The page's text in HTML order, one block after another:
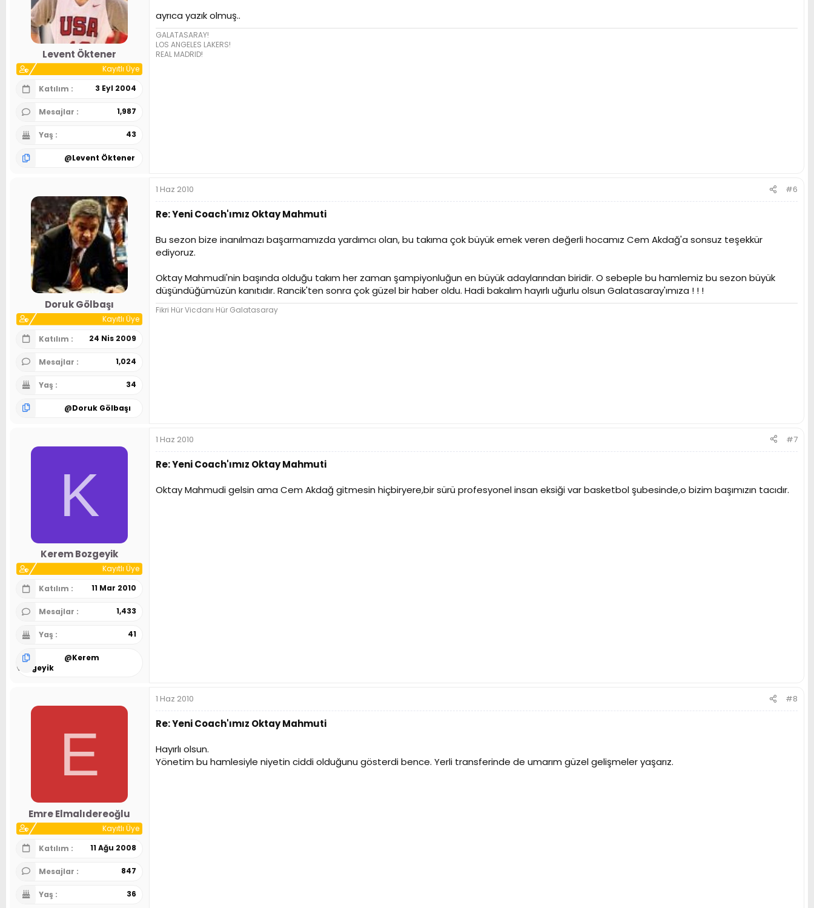
Levent Öktener
Kayıtlı Üye
Katılım
3 Eyl 2004
Mesajlar 1,987
Yaş 43
@Levent Öktener
ayrıca yazık olmuş..
GALATASARAY!
LOS ANGELES LAKERS!
REAL MADRID!
Doruk Gölbaşı
Kayıtlı Üye
Katılım
24 Nis 2009
Mesajlar 1,024
Yaş 34
@Doruk Gölbaşı
1 Haz 2010 #6
Re: Yeni Coach'ımız Oktay Mahmuti
Bu sezon bize inanılmazı başarmamızda yardımcı olan, bu takıma çok büyük emek veren değerli hocamız Cem Akdağ'a sonsuz teşekkür
ediyoruz.
Oktay Mahmudi'nin başında olduğu takım her zaman şampiyonluğun en büyük adaylarından biridir. O sebeple bu hamlemiz bu sezon büyük
düşündüğümüzün kanıtıdır. Rancik'ten sonra çok güzel bir haber oldu. Hadi bakalım hayırlı uğurlu olsun Galatasaray'ımıza ! ! !
Fikri Hür Vicdanı Hür Galatasaray
K
Kerem Bozgeyik
Kayıtlı Üye
Katılım
11 Mar 2010
Mesajlar 1,433
Yaş 41
@Kerem
Bozgeyik
1 Haz 2010 #7
Re: Yeni Coach'ımız Oktay Mahmuti
Oktay Mahmudi gelsin ama Cem Akdağ gitmesin hiçbiryere,bir sürü profesyonel insan eksiği var basketbol şubesinde,o bizim başımızın tacıdır.
E
Emre Elmalıdereoğlu
Kayıtlı Üye
Katılım
11 Ağu 2008
Mesajlar 847
Yaş 36
1 Haz 2010 #8
Re: Yeni Coach'ımız Oktay Mahmuti
Hayırlı olsun.
Yönetim bu hamlesiyle niyetin ciddi olduğunu gösterdi bence. Yerli transferinde de umarım güzel gelişmeler yaşarız.